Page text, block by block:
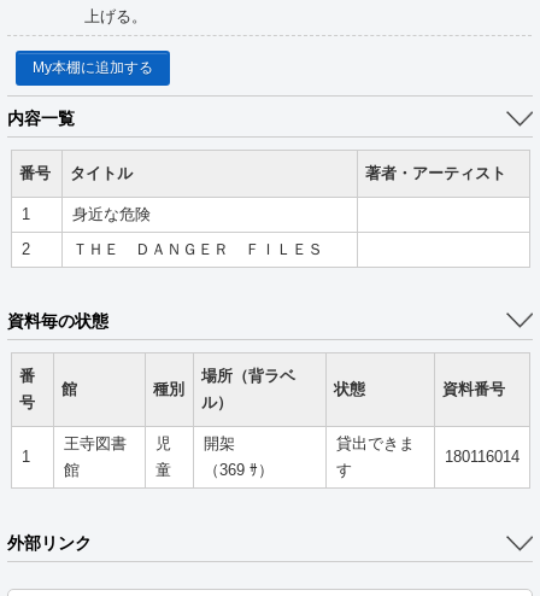
上げる。
My本棚に追加する
内容一覧
番号 タイトル 著者・アーティスト
1 身近な危険
2 ＴＨＥ ＤＡＮＧＥＲ ＦＩＬＥＳ
資料毎の状態
番
号
館 種別
場所（背ラベ
ル）
状態 資料番号
1
王寺図書
館
児
童
開架
（369 ｻ）
貸出できま
す
180116014
外部リンク